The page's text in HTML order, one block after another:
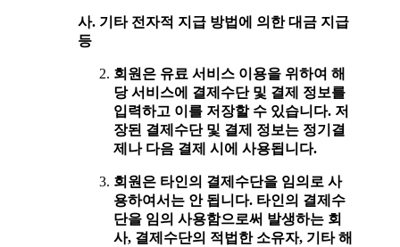
사. 기타 전자적 지급 방법에 의한 대금 지급
등
회원은 유료 서비스 이용을 위하여 해
당 서비스에 결제수단 및 결제 정보를
입력하고 이를 저장할 수 있습니다. 저
장된 결제수단 및 결제 정보는 정기결
제나 다음 결제 시에 사용됩니다.
회원은 타인의 결제수단을 임의로 사
용하여서는 안 됩니다. 타인의 결제수
단을 임의 사용함으로써 발생하는 회
사, 결제수단의 적법한 소유자, 기타 해